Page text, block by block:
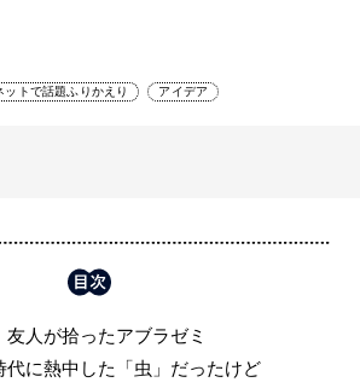
ットで話題ふりかえり アイデア
友人が拾ったアブラゼミ
代に熱中した「虫」だったけど